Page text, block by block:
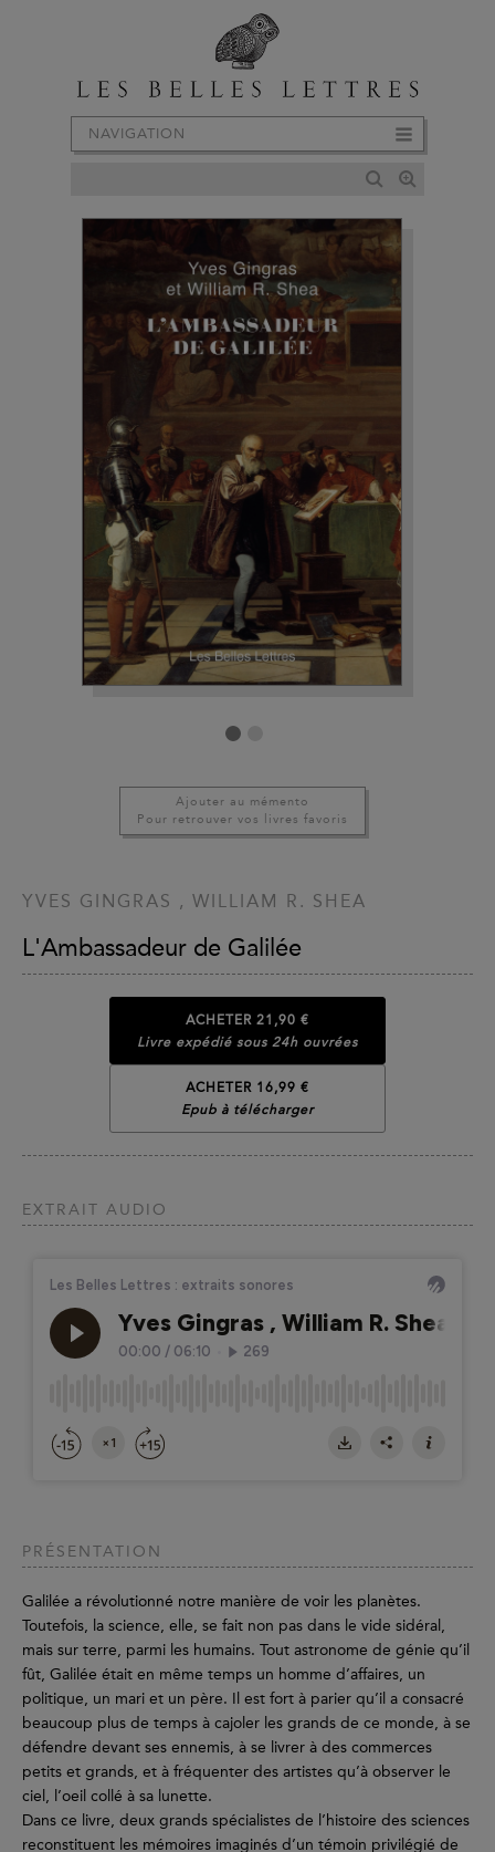
NAVIGATION
Ajouter au mémento
Pour retrouver vos livres favoris
YVES GINGRAS , WILLIAM R. SHEA
L'Ambassadeur de Galilée
ACHETER 21,90 €
Livre expédié sous 24h ouvrées
ACHETER 16,99 €
Epub à télécharger
EXTRAIT AUDIO
PRÉSENTATION
Galilée a révolutionné notre manière de voir les planètes.
Toutefois, la science, elle, se fait non pas dans le vide sidéral,
mais sur terre, parmi les humains. Tout astronome de génie qu’il
fût, Galilée était en même temps un homme d’affaires, un
politique, un mari et un père. Il est fort à parier qu’il a consacré
beaucoup plus de temps à cajoler les grands de ce monde, à se
défendre devant ses ennemis, à se livrer à des commerces
petits et grands, et à fréquenter des artistes qu’à observer le
ciel, l’oeil collé à sa lunette.
Dans ce livre, deux grands spécialistes de l’histoire des sciences
reconstituent les mémoires imaginés d’un témoin privilégié de